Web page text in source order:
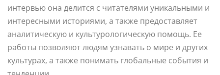
интервью она делится с читателями уникальными и
интересными историями, а также предоставляет
аналитическую и культурологическую помощь. Ее
работы позволяют людям узнавать о мире и других
культурах, а также понимать глобальные события и